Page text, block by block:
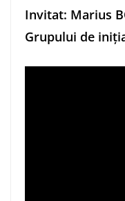
Invitat: Marius
Grupului de